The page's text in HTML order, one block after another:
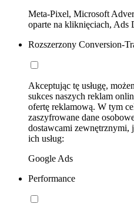
Meta-Pixel, Microsoft
oparte na kliknięciach, Ads
Rozszerzony Conversion-
Akceptując tę usługę,
sukces naszych reklam
ofertę reklamową. W tym
zaszyfrowane dane
dostawcami
ich usług:
Google Ads
Performance